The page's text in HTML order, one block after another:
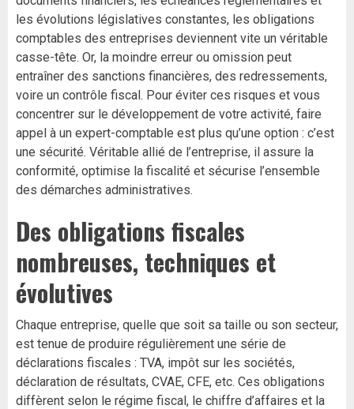
les évolutions législatives constantes, les obligations
comptables des entreprises deviennent vite un véritable
casse-tête. Or, la moindre erreur ou omission peut
entraîner des sanctions financières, des redressements,
voire un contrôle fiscal. Pour éviter ces risques et vous
concentrer sur le développement de votre activité, faire
appel à un expert-comptable est plus qu’une option : c’est
une sécurité. Véritable allié de l’entreprise, il assure la
conformité, optimise la fiscalité et sécurise l’ensemble
des démarches administratives.
Des obligations fiscales
nombreuses, techniques et
évolutives
Chaque entreprise, quelle que soit sa taille ou son secteur,
est tenue de produire régulièrement une série de
déclarations fiscales : TVA, impôt sur les sociétés,
déclaration de résultats, CVAE, CFE, etc. Ces obligations
diffèrent selon le régime fiscal, le chiffre d’affaires et la